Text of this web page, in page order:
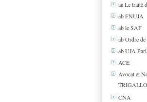
aa Le traité
ab FNUJA
ab le SAF
ab Ordre de
ab UJA
ACE
Avocat et
CNA